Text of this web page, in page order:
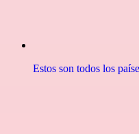
Estos son todos los